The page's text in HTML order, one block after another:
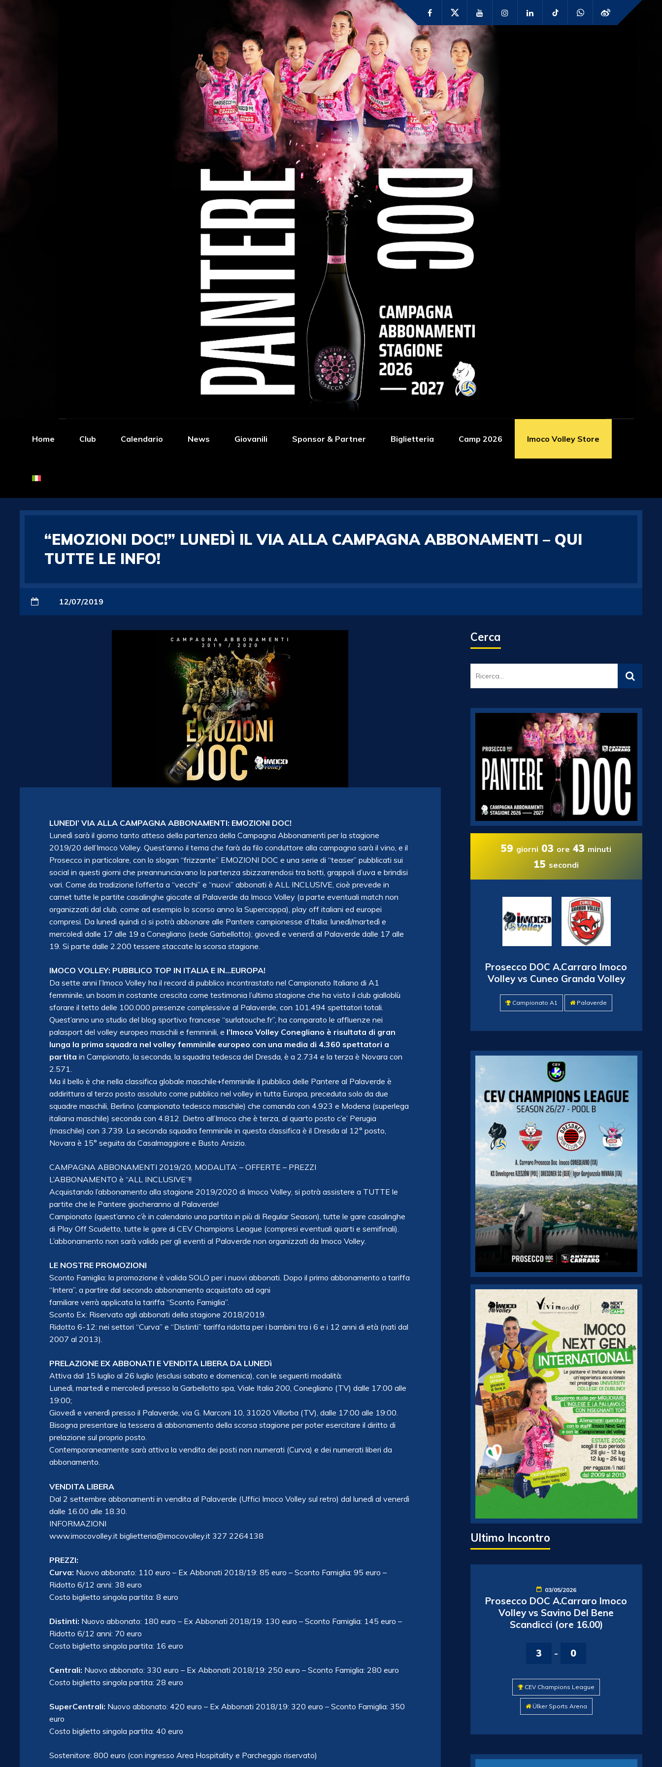
Home Club Calendario News Giovanili Sponsor & Partner Biglietteria Camp 2026 Imoco Volley Store
“EMOZIONI DOC!” LUNEDÌ IL VIA ALLA CAMPAGNA ABBONAMENTI – QUI
TUTTE LE INFO!
12/07/2019
LUNEDI’ VIA ALLA CAMPAGNA ABBONAMENTI: EMOZIONI DOC!
Lunedì sarà il giorno tanto atteso della partenza della Campagna Abbonamenti per la stagione
2019/20 dell’Imoco Volley. Quest’anno il tema che farà da filo conduttore alla campagna sarà il vino, e il
Prosecco in particolare, con lo slogan “frizzante” EMOZIONI DOC e una serie di “teaser” pubblicati sui
social in questi giorni che preannunciavano la partenza sbizzarrendosi tra botti, grappoli d’uva e brindisi
vari. Come da tradizione l’offerta a “vecchi” e “nuovi” abbonati è ALL INCLUSIVE, cioè prevede in
carnet tutte le partite casalinghe giocate al Palaverde da Imoco Volley (a parte eventuali match non
organizzati dal club, come ad esempio lo scorso anno la Supercoppa), play off italiani ed europei
compresi. Da lunedì quindi ci si potrà abbonare alle Pantere campionesse d’Italia: lunedì/martedì e
mercoledì dalle 17 alle 19 a Conegliano (sede Garbellotto); giovedì e venerdì al Palaverde dalle 17 alle
19. Si parte dalle 2.200 tessere staccate la scorsa stagione.
IMOCO VOLLEY: PUBBLICO TOP IN ITALIA E IN…EUROPA!
Da sette anni l’Imoco Volley ha il record di pubblico incontrastato nel Campionato Italiano di A1
femminile, un boom in costante crescita come testimonia l’ultima stagione che ha visto il club gialloblù
sforare il tetto delle 100.000 presenze complessive al Palaverde, con 101.494 spettatori totali.
Quest’anno uno studio del blog sportivo francese “surlatouche.fr”, ha comparato le affluenze nei
palasport del volley europeo maschili e femminili, e l’Imoco Volley Conegliano è risultata di gran
lunga la prima squadra nel volley femminile europeo con una media di 4.360 spettatori a
partita in Campionato, la seconda, la squadra tedesca del Dresda, è a 2.734 e la terza è Novara con
2.571.
Ma il bello è che nella classifica globale maschile+femminile il pubblico delle Pantere al Palaverde è
addirittura al terzo posto assoluto come pubblico nel volley in tutta Europa, preceduta solo da due
squadre maschili, Berlino (campionato tedesco maschile) che comanda con 4.923 e Modena (superlega
italiana maschile) seconda con 4.812. Dietro all’Imoco che è terza, al quarto posto c’e’ Perugia
(maschile) con 3.739. La seconda squadra femminile in questa classifica è il Dresda al 12° posto,
Novara è 15° seguita da Casalmaggiore e Busto Arsizio.
CAMPAGNA ABBONAMENTI 2019/20, MODALITA’ – OFFERTE – PREZZI
L’ABBONAMENTO è “ALL INCLUSIVE”!!
Acquistando l’abbonamento alla stagione 2019/2020 di Imoco Volley, si potrà assistere a TUTTE le
partite che le Pantere giocheranno al Palaverde!
Campionato (quest’anno c’è in calendario una partita in più di Regular Season), tutte le gare casalinghe
di Play Off Scudetto, tutte le gare di CEV Champions League (compresi eventuali quarti e semifinali).
L’abbonamento non sarà valido per gli eventi al Palaverde non organizzati da Imoco Volley.
LE NOSTRE PROMOZIONI
Sconto Famiglia: la promozione è valida SOLO per i nuovi abbonati. Dopo il primo abbonamento a tariffa
“Intera”, a partire dal secondo abbonamento acquistato ad ogni
familiare verrà applicata la tariffa “Sconto Famiglia”.
Sconto Ex: Riservato agli abbonati della stagione 2018/2019.
Ridotto 6-12: nei settori “Curva” e “Distinti” tariffa ridotta per i bambini tra i 6 e i 12 anni di età (nati dal
2007 al 2013).
PRELAZIONE EX ABBONATI E VENDITA LIBERA DA LUNEDì
Attiva dal 15 luglio al 26 luglio (esclusi sabato e domenica), con le seguenti modalità:
Lunedì, martedì e mercoledì presso la Garbellotto spa, Viale Italia 200, Conegliano (TV) dalle 17:00 alle
19:00;
Giovedì e venerdì presso il Palaverde, via G. Marconi 10, 31020 Villorba (TV), dalle 17:00 alle 19:00.
Bisogna presentare la tessera di abbonamento della scorsa stagione per poter esercitare il diritto di
prelazione sul proprio posto.
Contemporaneamente sarà attiva la vendita dei posti non numerati (Curva) e dei numerati liberi da
abbonamento.
VENDITA LIBERA
Dal 2 settembre abbonamenti in vendita al Palaverde (Uffici Imoco Volley sul retro) dal lunedì al venerdì
dalle 16.00 alle 18.30.
INFORMAZIONI
www.imocovolley.it biglietteria@imocovolley.it 327 2264138
PREZZI:
Curva: Nuovo abbonato: 110 euro – Ex Abbonati 2018/19: 85 euro – Sconto Famiglia: 95 euro –
Ridotto 6/12 anni: 38 euro
Costo biglietto singola partita: 8 euro
Distinti: Nuovo abbonato: 180 euro – Ex Abbonati 2018/19: 130 euro – Sconto Famiglia: 145 euro –
Ridotto 6/12 anni: 70 euro
Costo biglietto singola partita: 16 euro
Centrali: Nuovo abbonato: 330 euro – Ex Abbonati 2018/19: 250 euro – Sconto Famiglia: 280 euro
Costo biglietto singola partita: 28 euro
SuperCentrali: Nuovo abbonato: 420 euro – Ex Abbonati 2018/19: 320 euro – Sconto Famiglia: 350
euro
Costo biglietto singola partita: 40 euro
Sostenitore: 800 euro (con ingresso Area Hospitality e Parcheggio riservato)
Cerca
59 giorni 03 ore 43 minuti
14 secondi
Prosecco DOC A.Carraro Imoco
Volley vs Cuneo Granda Volley
Campionato A1 Palaverde
Ultimo Incontro
03/05/2026
Prosecco DOC A.Carraro Imoco
Volley vs Savino Del Bene
Scandicci (ore 16.00)
3 - 0
CEV Champions League
Ülker Sports Arena